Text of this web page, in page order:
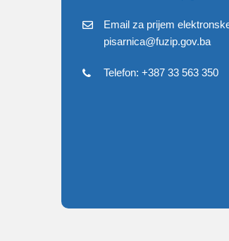
Email za prijem
pisarnica@fuzip.gov.ba
Telefon: +387 33 563 350